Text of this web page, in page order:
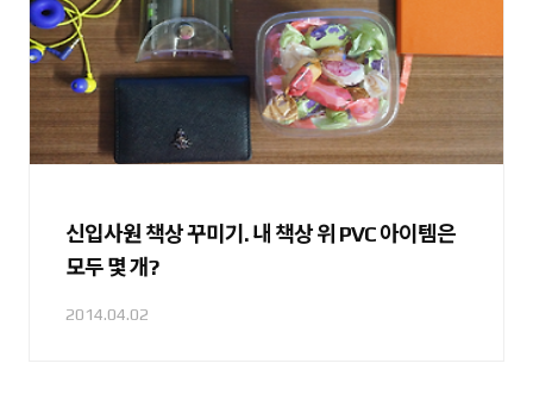
신입사원 책상 꾸미기. 내 책상 위 PVC 아이템은
모두 몇 개?
2014.04.02